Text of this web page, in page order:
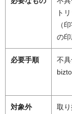
ト
（
の
必要手順
不
対象外
取